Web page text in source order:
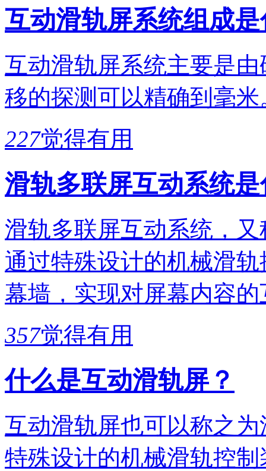
互动滑轨屏系统组成
互动滑轨屏系统主要是
移的探测可以精确到毫米
227觉得有用
滑轨多联屏互动系统是
滑轨多联屏互动系统，
通过特殊设计的机械滑
幕墙，实现对屏幕内容
357觉得有用
什么是互动滑轨屏？
互动滑轨屏也可以称之
特殊设计的机械滑轨控